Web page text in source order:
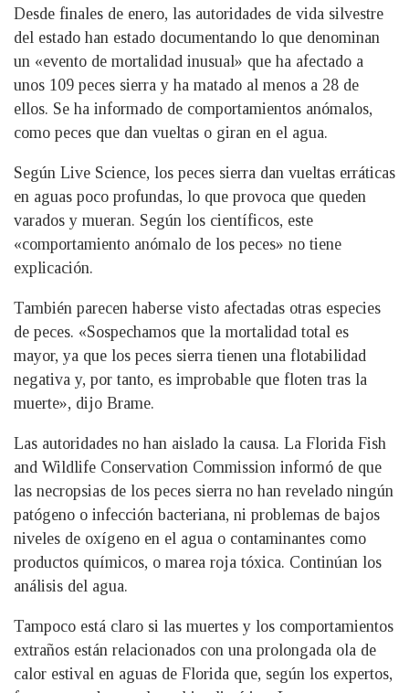
Desde finales de enero, las autoridades de vida silvestre
del estado han estado documentando lo que denominan
un «evento de mortalidad inusual» que ha afectado a
unos 109 peces sierra y ha matado al menos a 28 de
ellos. Se ha informado de comportamientos anómalos,
como peces que dan vueltas o giran en el agua.
Según Live Science, los peces sierra dan vueltas erráticas
en aguas poco profundas, lo que provoca que queden
varados y mueran. Según los científicos, este
«comportamiento anómalo de los peces» no tiene
explicación.
También parecen haberse visto afectadas otras especies
de peces. «Sospechamos que la mortalidad total es
mayor, ya que los peces sierra tienen una flotabilidad
negativa y, por tanto, es improbable que floten tras la
muerte», dijo Brame.
Las autoridades no han aislado la causa. La Florida Fish
and Wildlife Conservation Commission informó de que
las necropsias de los peces sierra no han revelado ningún
patógeno o infección bacteriana, ni problemas de bajos
niveles de oxígeno en el agua o contaminantes como
productos químicos, o marea roja tóxica. Continúan los
análisis del agua.
Tampoco está claro si las muertes y los comportamientos
extraños están relacionados con una prolongada ola de
calor estival en aguas de Florida que, según los expertos,